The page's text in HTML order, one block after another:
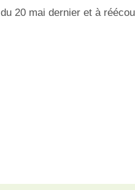
du 20 mai dernier et à